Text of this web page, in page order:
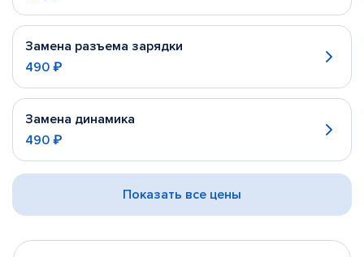
Замена разъема зарядки
490 ₽
Замена динамика
490 ₽
Показать все цены